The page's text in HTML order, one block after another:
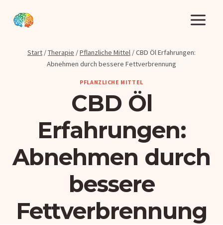
Inhalt
Start /Therapie /Pflanzliche Mittel /CBD Öl Erfahrungen:
Abnehmen durch bessere Fettverbrennung
PFLANZLICHE MITTEL
CBD Öl
Erfahrungen:
Abnehmen durch
bessere
Fettverbrennung